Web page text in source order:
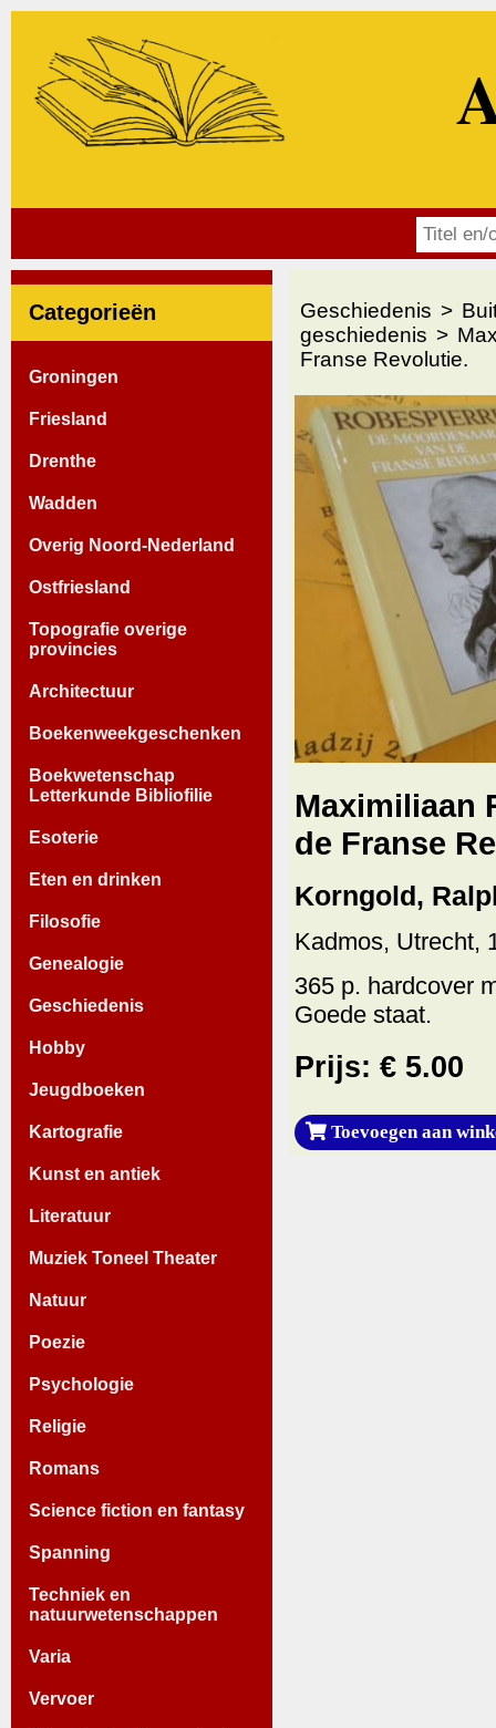
Categorieën
Groningen
Friesland
Drenthe
Wadden
Overig Noord-Nederland
Ostfriesland
Topografie overige
provincies
Architectuur
Boekenweekgeschenken
Boekwetenschap
Letterkunde Bibliofilie
Esoterie
Eten en drinken
Filosofie
Genealogie
Geschiedenis
Hobby
Jeugdboeken
Kartografie
Kunst en antiek
Literatuur
Muziek Toneel Theater
Natuur
Poezie
Psychologie
Religie
Romans
Science fiction en fantasy
Spanning
Techniek en
natuurwetenschappen
Varia
Vervoer
Geschiedenis
geschiedenis
Franse Revolutie.
Maximiliaan
de Franse
Korngold,
Kadmos, Utrecht,
365 p. hardcover
Goede staat.
Prijs: € 5.00
Toevoegen aan